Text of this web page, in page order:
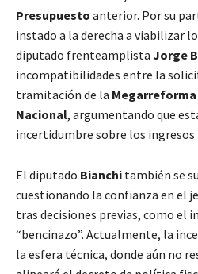
Presupuesto anterior. Por su
instado a la derecha a viabilizar
diputado frenteamplista Jorge
incompatibilidades entre la
tramitación de la
Nacional, argumentando que
incertidumbre sobre los
El diputado Bianchi también se
cuestionando la confianza en el
tras decisiones previas, como el
“bencinazo”. Actualmente, la
la esfera técnica, donde aún no